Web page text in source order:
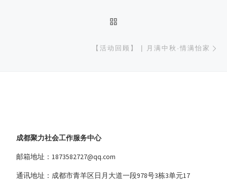
【活动回顾】 | 月满中秋·情满怡家
成都聚力社会工作服务中心
邮箱地址：1873582727@qq.com
通讯地址：成都市青羊区日月大道一段978号3栋3单元17